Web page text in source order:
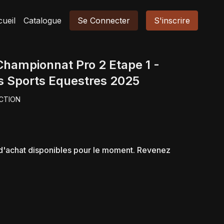
Catalogue Se Connecter S'inscrire
Pro 2 Etape 1 -
Sports Equestres 2025
disponibles pour le moment. Revenez